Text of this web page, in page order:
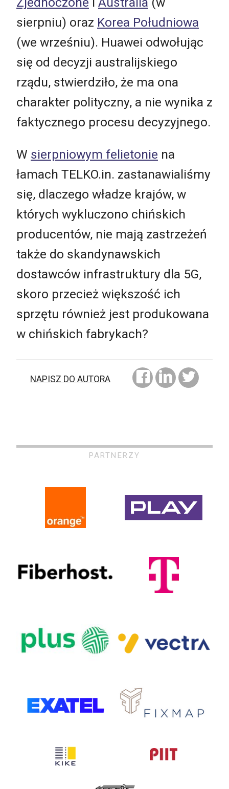
sierpniu) oraz Korea Południowa
(we wrześniu). Huawei odwołując
się od decyzji australijskiego
rządu, stwierdziło, że ma ona
charakter polityczny, a nie wynika z
faktycznego procesu decyzyjnego.
W sierpniowym felietonie na
łamach TELKO.in. zastanawialiśmy
się, dlaczego władze krajów, w
których wykluczono chińskich
producentów, nie mają zastrzeżeń
także do skandynawskich
dostawców infrastruktury dla 5G,
skoro przecież większość ich
sprzętu również jest produkowana
w chińskich fabrykach?
NAPISZ DO AUTORA
PARTNERZY